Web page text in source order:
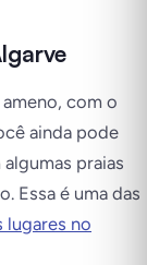
com o
ainda pode
praias
Essa é uma das
lugares no